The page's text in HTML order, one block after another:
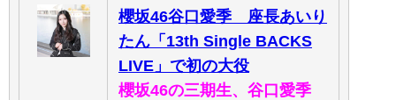
櫻坂46谷口愛季 座長あいり
たん「13th Single BACKS
LIVE」で初の大役
櫻坂46の三期生、谷口愛季